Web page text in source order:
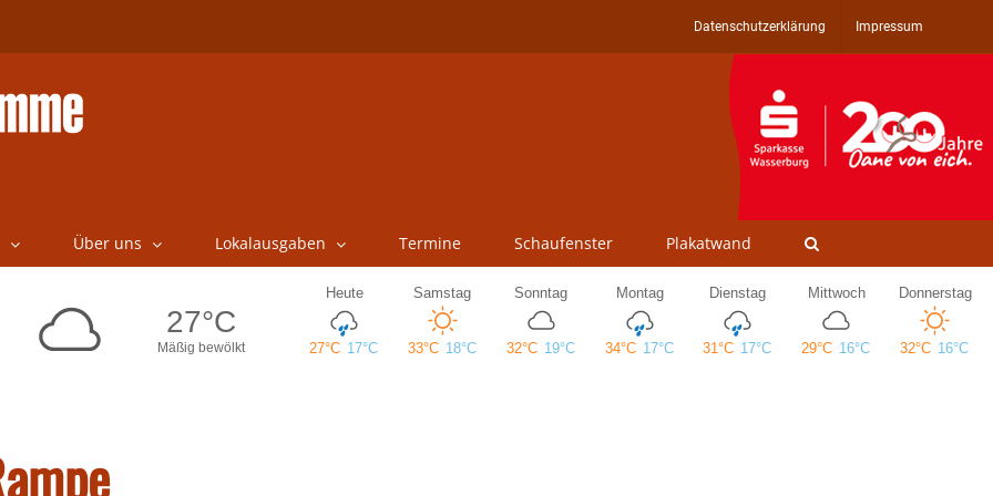
Datenschutzerklärung Impressum
Über uns Lokalausgaben Termine Schaufenster Plakatwand